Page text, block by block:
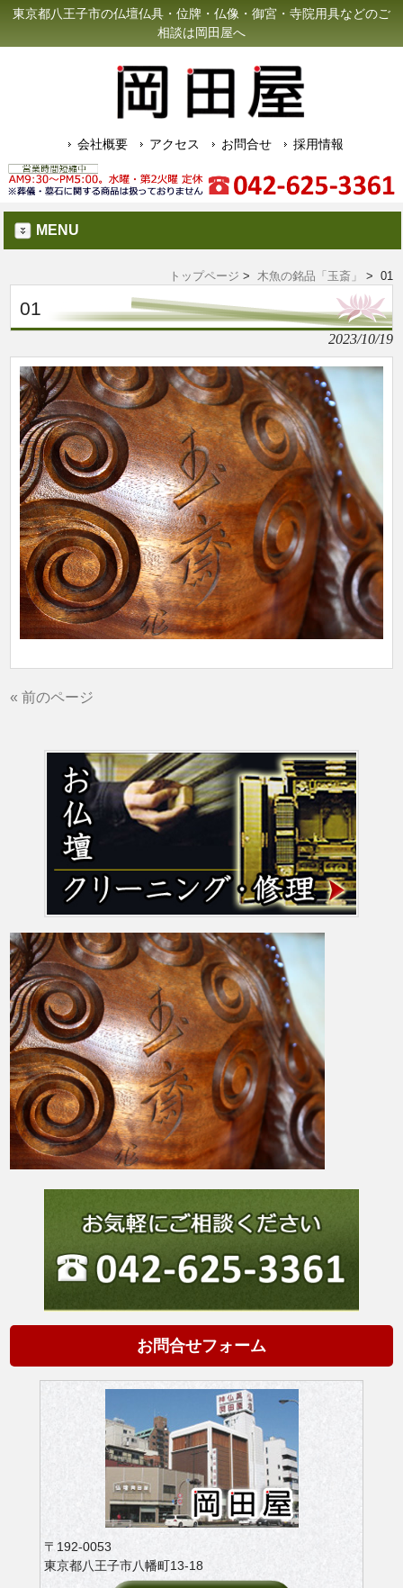
東京都八王子市の仏壇仏具・位牌・仏像・御宮・寺院用具などのご
相談は岡田屋へ
会社概要 アクセス お問合せ 採用情報
MENU
トップページ > 木魚の銘品「玉斎」 > 01
01
2023/10/19
« 前のページ
お問合せフォーム
〒192-0053
東京都八王子市八幡町13-18